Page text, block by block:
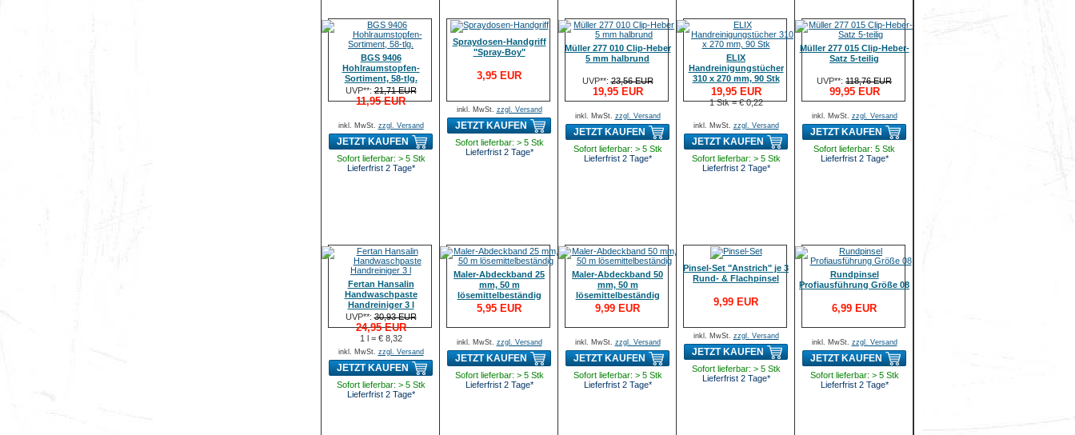
BGS 9406
Hohlraumstopfen-
Sortiment, 58-tlg.
UVP**:21,71 EUR
11,95 EUR
inkl. MwSt. zzgl. Versand
JETZT KAUFEN
Sofort lieferbar: > 5 Stk
Lieferfrist 2 Tage*
Spraydosen-Handgriff
"Spray-Boy"
3,95 EUR
inkl. MwSt. zzgl. Versand
JETZT KAUFEN
Sofort lieferbar: > 5 Stk
Lieferfrist 2 Tage*
Müller 277 010 Clip-Heber
5 mm halbrund
UVP**:23,56 EUR
19,95 EUR
inkl. MwSt. zzgl. Versand
JETZT KAUFEN
Sofort lieferbar: > 5 Stk
Lieferfrist 2 Tage*
ELIX
Handreinigungstücher
310 x 270 mm, 90 Stk
19,95 EUR
1 Stk = € 0,22
inkl. MwSt. zzgl. Versand
JETZT KAUFEN
Sofort lieferbar: > 5 Stk
Lieferfrist 2 Tage*
Müller 277 015 Clip-Heber-
Satz 5-teilig
UVP**: 118,76 EUR
99,95 EUR
inkl. MwSt. zzgl. Versand
JETZT KAUFEN
Sofort lieferbar: 5 Stk
Lieferfrist 2 Tage*
Fertan Hansalin
Handwaschpaste
Handreiniger 3 l
UVP**:30,93 EUR
24,95 EUR
1 l = € 8,32
inkl. MwSt. zzgl. Versand
JETZT KAUFEN
Sofort lieferbar: > 5 Stk
Lieferfrist 2 Tage*
Maler-Abdeckband 25
mm, 50 m
lösemittelbeständig
5,95 EUR
inkl. MwSt. zzgl. Versand
JETZT KAUFEN
Sofort lieferbar: > 5 Stk
Lieferfrist 2 Tage*
Maler-Abdeckband 50
mm, 50 m
lösemittelbeständig
9,99 EUR
inkl. MwSt. zzgl. Versand
JETZT KAUFEN
Sofort lieferbar: > 5 Stk
Lieferfrist 2 Tage*
Pinsel-Set "Anstrich" je 3
Rund- & Flachpinsel
9,99 EUR
inkl. MwSt. zzgl. Versand
JETZT KAUFEN
Sofort lieferbar: > 5 Stk
Lieferfrist 2 Tage*
Rundpinsel
Profiausführung Größe 08
6,99 EUR
inkl. MwSt. zzgl. Versand
JETZT KAUFEN
Sofort lieferbar: > 5 Stk
Lieferfrist 2 Tage*